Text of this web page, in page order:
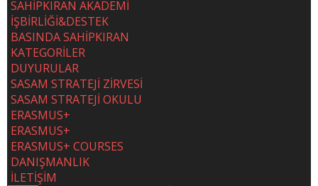
SAHİPKIRAN AKADEMİ
İŞBİRLİĞİ&DESTEK
BASINDA SAHİPKIRAN
KATEGORİLER
DUYURULAR
SASAM STRATEJİ ZİRVESİ
SASAM STRATEJİ OKULU
ERASMUS+
ERASMUS+
ERASMUS+ COURSES
DANIŞMANLIK
İLETİŞİM